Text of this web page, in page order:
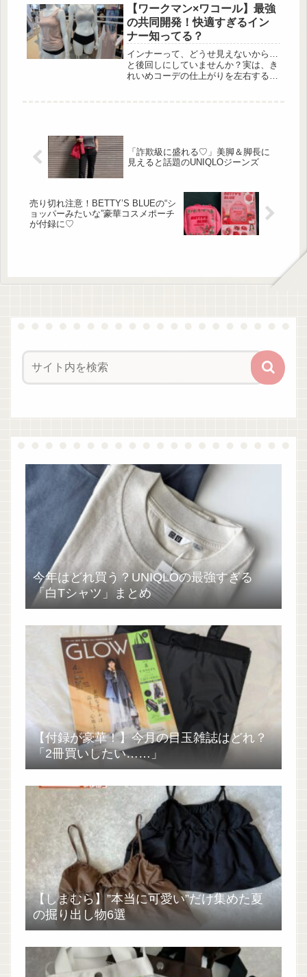
「レディース以外のアイテムはちょっ
と…」と敬遠していると勿体ないの
で、是非ショッピングの参考にしてみ
てくださいね♡カジュアルにもきれい
めにも着られる「エアリズムコットン
クルーネックTシャツ」 出典:ぷぅう
様ご提供 コットン見えするルックス
とサラリとしていて快...
【ワークマン×ワコール】最強
の共同開発！快適すぎるイン
ナー知ってる？
インナーって、どうせ見えないから…
と後回しにしていませんか？実は、き
れいめコーデの仕上がりを左右するの
「詐欺級に盛れる♡」美脚＆脚長に
見えると話題のUNIQLOジーンズ
売り切れ注意！BETTY’S BLUEの“シ
ョッパーみたいな”豪華コスメポーチ
が付録に♡
今年はどれ買う？UNIQLOの最強すぎる
「白Tシャツ」まとめ
【付録が豪華！】今月の目玉雑誌はどれ？
「2冊買いしたい……」
【しまむら】”本当に可愛い”だけ集めた夏
の掘り出し物6選